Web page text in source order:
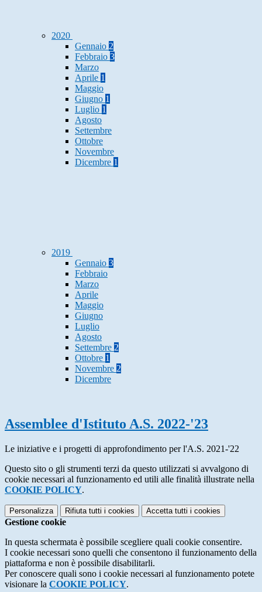
2020
Gennaio 2
Febbraio 3
Marzo
Aprile 1
Maggio
Giugno 1
Luglio 1
Agosto
Settembre
Ottobre
Novembre
Dicembre 1
2019
Gennaio 3
Febbraio
Marzo
Aprile
Maggio
Giugno
Luglio
Agosto
Settembre 2
Ottobre 1
Novembre 2
Dicembre
Assemblee d'Istituto A.S. 2022-'23
Le iniziative e i progetti di approfondimento per l'A.S. 2021-'22
Questo sito o gli strumenti terzi da questo utilizzati si avvalgono di
cookie necessari al funzionamento ed utili alle finalità illustrate nella
COOKIE POLICY.
Personalizza Rifiuta tutti i cookies Accetta tutti i cookies
Gestione cookie
In questa schermata è possibile scegliere quali cookie consentire.
I cookie necessari sono quelli che consentono il funzionamento della
piattaforma e non è possibile disabilitarli.
Per conoscere quali sono i cookie necessari al funzionamento potete
visionare la COOKIE POLICY.